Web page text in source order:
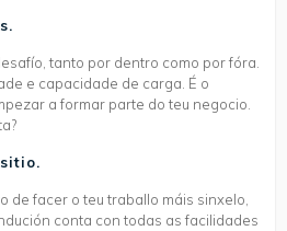
tanto por dentro como por fóra.
e capacidade de carga. É o
a formar parte do teu negocio.
de facer o teu traballo máis sinxelo,
conta con todas as facilidades